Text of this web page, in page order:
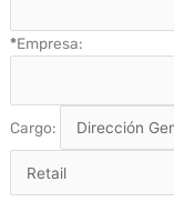
*Empresa:
Cargo: